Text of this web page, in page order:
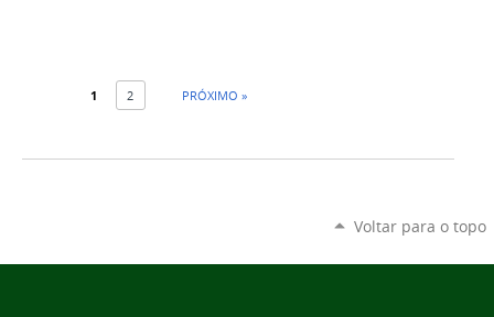
1 2 PRÓXIMO »
Voltar para o topo